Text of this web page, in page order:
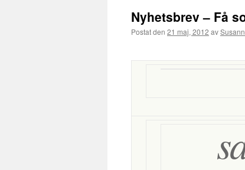
Nyhetsbrev – Få
Postat den 21 maj, 2012 av